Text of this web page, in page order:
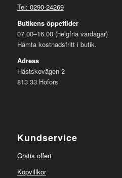
Tel: 0290-24269
Butikens öppettider
07.00–16.00 (helgfria vardagar)
Hämta kostnadsfritt i butik.
Adress
Hästskovägen 2
813 33 Hofors
Kundservice
Gratis offert
Köpvillkor